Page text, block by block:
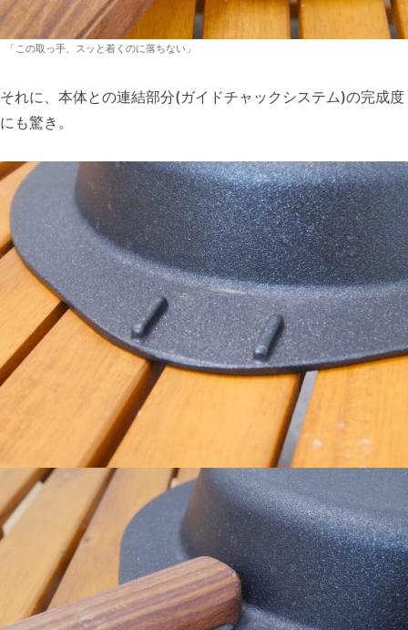
「この取っ手、スッと着くのに落ちない」
それに、本体との連結部分(ガイドチャックシステム)の完成度
にも驚き。